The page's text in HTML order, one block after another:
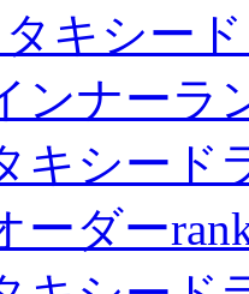
キシー
ナーラ
シード
ダー